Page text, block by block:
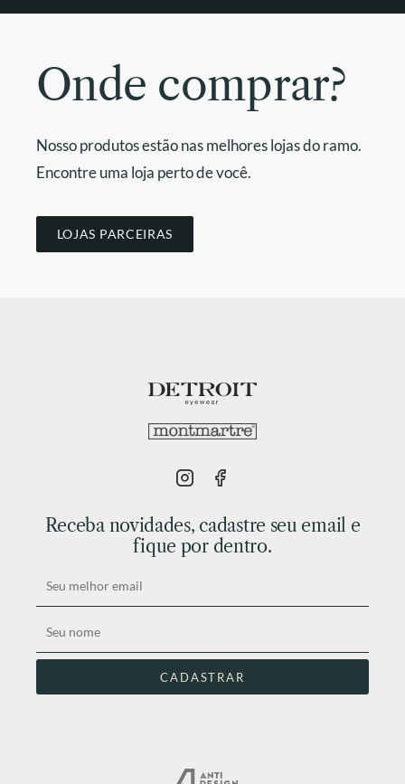
Onde comprar?
Nosso produtos estão nas melhores lojas do ramo.
Encontre uma loja perto de você.
LOJAS PARCEIRAS
Receba novidades, cadastre seu email e
fique por dentro.